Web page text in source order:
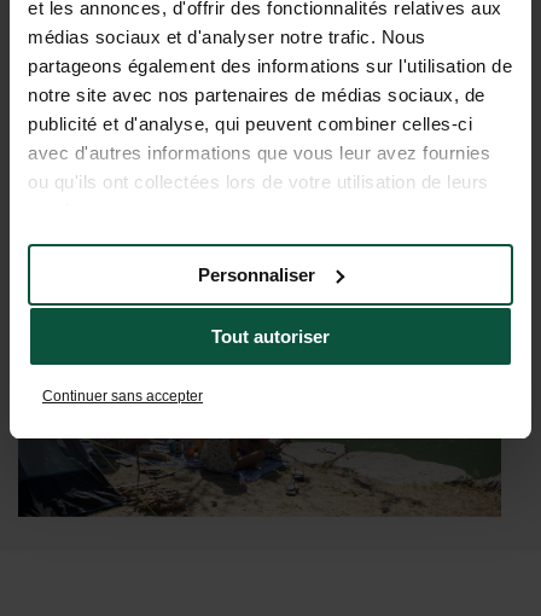
et les annonces, d'offrir des fonctionnalités relatives aux
médias sociaux et d'analyser notre trafic. Nous
partageons également des informations sur l'utilisation de
notre site avec nos partenaires de médias sociaux, de
publicité et d'analyse, qui peuvent combiner celles-ci
avec d'autres informations que vous leur avez fournies
ou qu'ils ont collectées lors de votre utilisation de leurs
Tout autoriser
Personnaliser
Continuer sans accepter
EIN KLEINER
VORGESCHMACK AUF IHREN
URLAUB IN GORGES DU TARN